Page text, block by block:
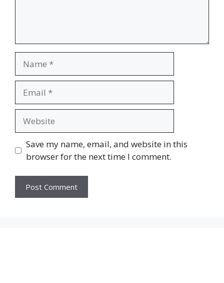
Save my name, email, and website in this
browser for the next time I comment.